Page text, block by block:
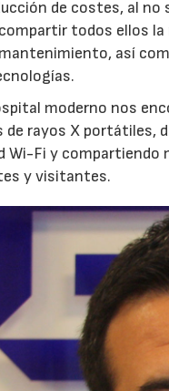
de costes, al no
todos ellos
así
moderno nos
de rayos X portátiles,
Wi-Fi y
y visitantes.